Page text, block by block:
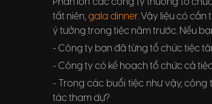
tất niên,gala dinner. Vậy liệu có cần
ý tưởng trong tiệc năm trước. Nếu
- Công ty bạn đã từng tổ chức tiệc
- Công ty có kế hoạch tổ chức cả
- Trong các buổi tiệc như vậy,
tác tham dự?